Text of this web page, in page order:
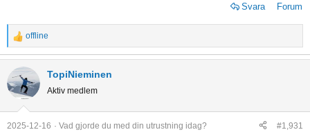
Svara Forum
R
e
a
c
t
i
o
offline
TopiNieminen
Aktiv medlem
2025-12-16 Vad gjorde du med din utrustning idag? #1,931